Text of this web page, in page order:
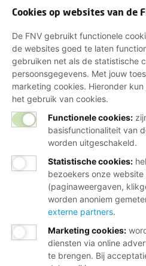
Cookies op websites van de
De FNV gebruikt functionele
de websites goed te laten
gebruiken net als de statistische
persoonsgegevens. Met jouw
marketing cookies. Hieronder
het gebruik van cookies.
Functionele cookies:
basisfunctionaliteit van
worden uitgeschakeld.
Statistische cookies:
bezoekers onze website
(paginaweergaven,
worden anoniem
externe partners.
Marketing cookies:
diensten via online
te brengen. Bij